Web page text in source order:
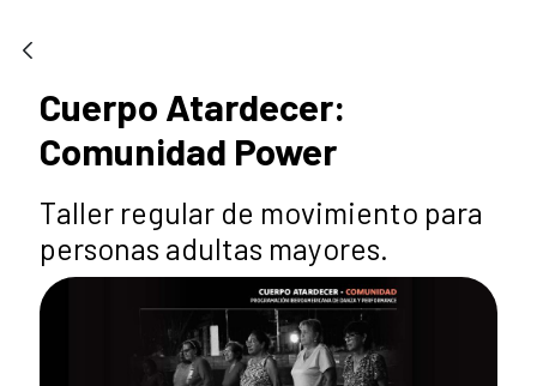
Cuerpo Atardecer:
Comunidad Power
Taller regular de movimiento para
personas adultas mayores.